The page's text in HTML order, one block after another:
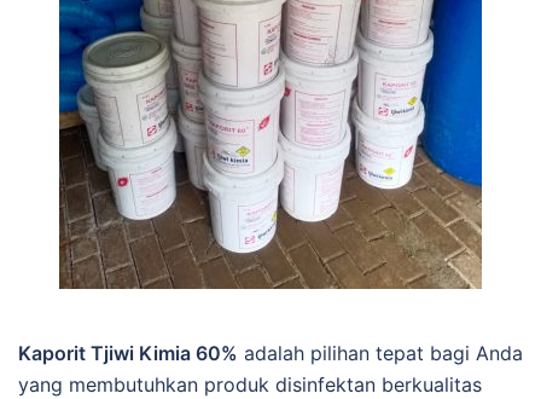
Kaporit Tjiwi Kimia 60% adalah pilihan tepat bagi Anda
yang membutuhkan produk disinfektan berkualitas